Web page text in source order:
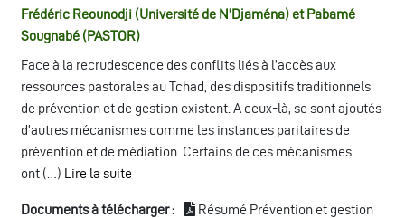
Frédéric Reounodji (Université de N’Djaména) et Pabamé
Sougnabé (PASTOR)
Face à la recrudescence des conflits liés à l’accès aux
ressources pastorales au Tchad, des dispositifs traditionnels
de prévention et de gestion existent. A ceux-là, se sont ajoutés
d’autres mécanismes comme les instances paritaires de
prévention et de médiation. Certains de ces mécanismes
ont (…) Lire la suite
Documents à télécharger :
Résumé Prévention et gestion